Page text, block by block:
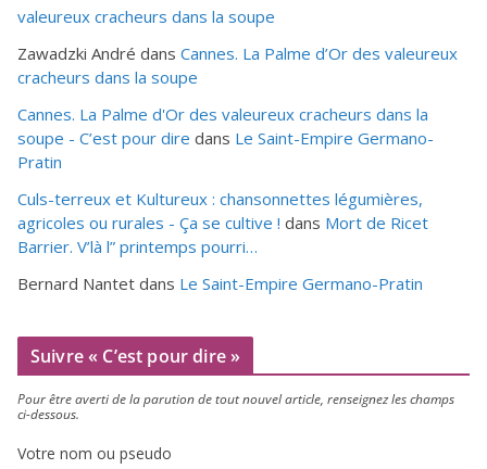
valeureux cracheurs dans la soupe
Zawadzki André dans Cannes. La Palme d’Or des valeureux
cracheurs dans la soupe
Cannes. La Palme d'Or des valeureux cracheurs dans la
soupe - C’est pour dire dans Le Saint-Empire Germano-
Pratin
Culs-terreux et Kultureux : chansonnettes légumières,
agricoles ou rurales - Ça se cultive ! dans Mort de Ricet
Barrier. V’là l” printemps pourri…
Bernard Nantet dans Le Saint-Empire Germano-Pratin
Suivre « C’est pour dire »
Pour être aver­ti de la paru­tion de tout nou­vel article, ren­sei­gnez les champs
ci-dessous.
Votre nom ou pseudo